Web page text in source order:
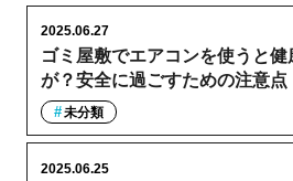
ゴミ屋敷でエアコンを使うと健
が？安全に過ごすための注意点
2025.06.27
未分類
2025.06.25